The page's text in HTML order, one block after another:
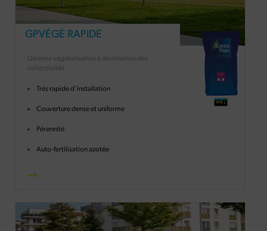
GPVÉGÉ RAPIDE
Gamme végétalisation à destination des
collectivités
Très rapide d'installation
Couverture dense et uniforme
Pérennité
Auto-fertilisation azotée